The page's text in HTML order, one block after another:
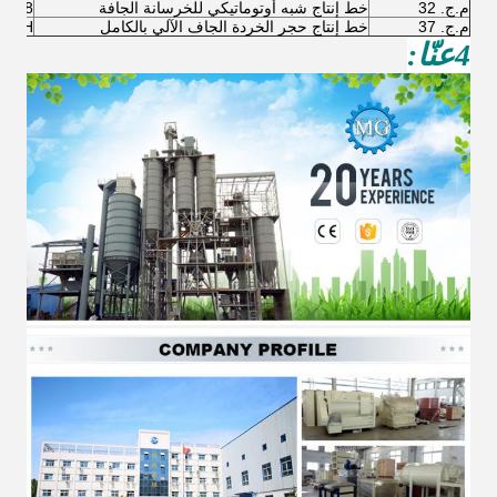
م.ج. 32
خط إنتاج شبه أوتوماتيكي للخرسانة الجافة
6-8 طن/ساعة
م.ج. 37
خط إنتاج حجر الخردة الجاف الآلي بالكامل H
4عنّا: